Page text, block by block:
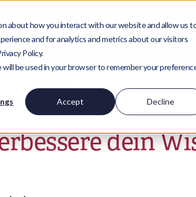
about how you interact with our website and allow us
and for analytics and metrics about our visitors
Policy.
be used in your browser to remember your
Accept Decline
Einblicke Karriere
dein